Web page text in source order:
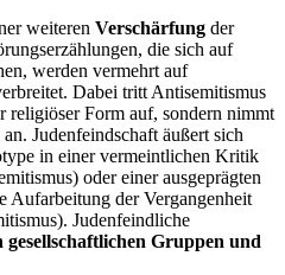
weiteren Verschärfung der
die sich auf
werden vermehrt auf
Dabei tritt Antisemitismus
religiöser Form auf, sondern nimmt
Judenfeindschaft äußert sich
in einer vermeintlichen Kritik
oder einer ausgeprägten
Aufarbeitung der Vergangenheit
Judenfeindliche
gesellschaftlichen Gruppen und